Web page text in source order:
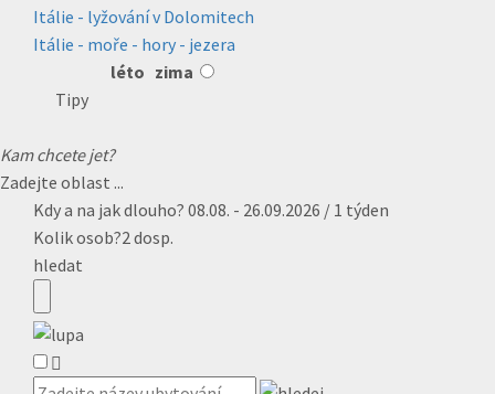
Itálie - lyžování v Dolomitech
Itálie - moře - hory - jezera
léto zima
Tipy
Kam chcete jet?
Zadejte oblast ...
Kdy a na jak dlouho? 08.08. - 26.09.2026 / 1 týden
Kolik osob?2 dosp.
hledat